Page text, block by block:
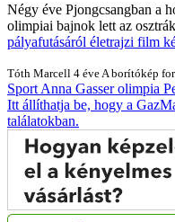
Négy éve Pjongcsangban a
olimpiai bajnok lett az
pályafutásáról életrajzi film
Tóth Marcell 4 éve A borítókép
Sport Anna Gasserolimpia
Itt állíthatja be, hogy a
találatokban.